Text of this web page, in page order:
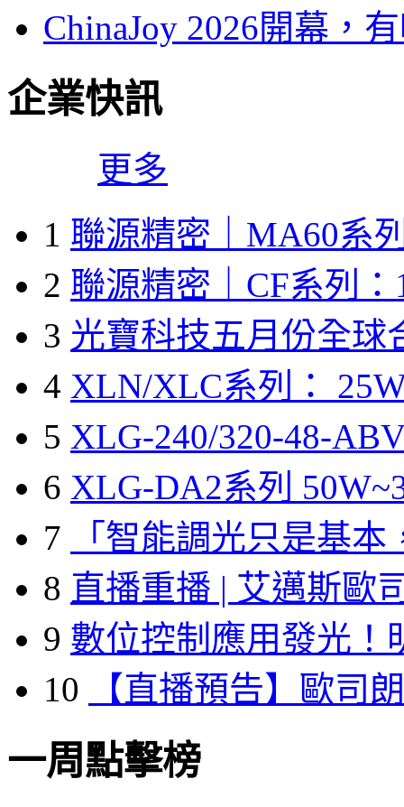
ChinaJoy 2026開幕，
企業快訊
更多
1 聯源精密｜MA60系
2 聯源精密｜CF系列：
3 光寶科技五月份全球
4 XLN/XLC系列：
5 XLG-240/320-48-
6 XLG-DA2系列
7
「智能調光只是基本
8 直播重播 | 艾邁斯歐
9 數位控制應用發光！
10
【直播預告】歐司
一周點擊榜